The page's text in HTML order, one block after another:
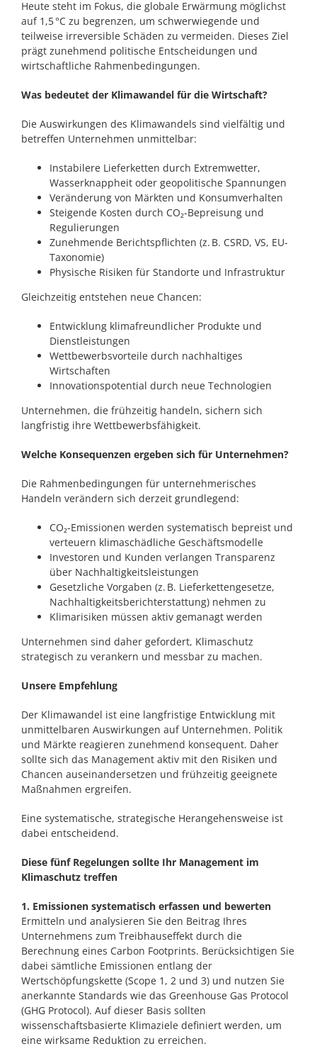
Heute steht im Fokus, die globale Erwärmung möglichst
auf 1,5 °C zu begrenzen, um schwerwiegende und
teilweise irreversible Schäden zu vermeiden. Dieses Ziel
prägt zunehmend politische Entscheidungen und
wirtschaftliche Rahmenbedingungen.
Was bedeutet der Klimawandel für die Wirtschaft?
Die Auswirkungen des Klimawandels sind vielfältig und
betreffen Unternehmen unmittelbar:
Instabilere Lieferketten durch Extremwetter,
Wasserknappheit oder geopolitische Spannungen
Veränderung von Märkten und Konsumverhalten
Steigende Kosten durch CO₂-Bepreisung und
Regulierungen
Zunehmende Berichtspflichten (z. B. CSRD, VS, EU-
Taxonomie)
Physische Risiken für Standorte und Infrastruktur
Gleichzeitig entstehen neue Chancen:
Entwicklung klimafreundlicher Produkte und
Dienstleistungen
Wettbewerbsvorteile durch nachhaltiges
Wirtschaften
Innovationspotential durch neue Technologien
Unternehmen, die frühzeitig handeln, sichern sich
langfristig ihre Wettbewerbsfähigkeit.
Welche Konsequenzen ergeben sich für Unternehmen?
Die Rahmenbedingungen für unternehmerisches
Handeln verändern sich derzeit grundlegend:
CO₂-Emissionen werden systematisch bepreist und
verteuern klimaschädliche Geschäftsmodelle
Investoren und Kunden verlangen Transparenz
über Nachhaltigkeitsleistungen
Gesetzliche Vorgaben (z. B. Lieferkettengesetze,
Nachhaltigkeitsberichterstattung) nehmen zu
Klimarisiken müssen aktiv gemanagt werden
Unternehmen sind daher gefordert, Klimaschutz
strategisch zu verankern und messbar zu machen.
Unsere Empfehlung
Der Klimawandel ist eine langfristige Entwicklung mit
unmittelbaren Auswirkungen auf Unternehmen. Politik
und Märkte reagieren zunehmend konsequent. Daher
sollte sich das Management aktiv mit den Risiken und
Chancen auseinandersetzen und frühzeitig geeignete
Maßnahmen ergreifen.
Eine systematische, strategische Herangehensweise ist
dabei entscheidend.
Diese fünf Regelungen sollte Ihr Management im
Klimaschutz treffen
1. Emissionen systematisch erfassen und bewerten
Ermitteln und analysieren Sie den Beitrag Ihres
Unternehmens zum Treibhauseffekt durch die
Berechnung eines Carbon Footprints. Berücksichtigen Sie
dabei sämtliche Emissionen entlang der
Wertschöpfungskette (Scope 1, 2 und 3) und nutzen Sie
anerkannte Standards wie das Greenhouse Gas Protocol
(GHG Protocol). Auf dieser Basis sollten
wissenschaftsbasierte Klimaziele definiert werden, um
eine wirksame Reduktion zu erreichen.